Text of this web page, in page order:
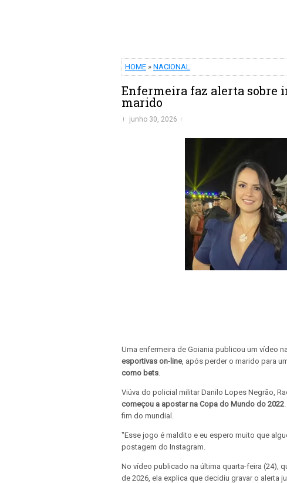
HOME » NACIONAL
Enfermeira faz alerta sobre
marido
junho 30, 2026
Uma enfermeira de Goiania publicou um vídeo
esportivas on-line, após perder o marido para
como bets.
Viúva do policial militar Danilo Lopes Negrão,
começou a apostar na Copa do Mundo do 2022
fim do mundial.
"Esse jogo é maldito e eu espero muito que
postagem do Instagram.
No vídeo publicado na última quarta-feira (24),
de 2026, ela explica que decidiu gravar o alerta